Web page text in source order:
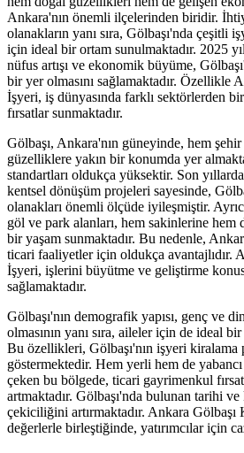
Ankara'nın önemli ilçelerinden biridir.
olanakların yanı sıra, Gölbaşı'nda çeşitli
için ideal bir ortam sunulmaktadır. 2025
nüfus artışı ve ekonomik büyüme,
bir yer olmasını sağlamaktadır. Özellikle
İşyeri, iş dünyasında farklı sektörlerden
fırsatlar sunmaktadır.
Gölbaşı, Ankara'nın güneyinde, hem
güzelliklere yakın bir konumda yer
standartları oldukça yüksektir. Son
kentsel dönüşüm projeleri sayesinde,
olanakları önemli ölçüde iyileşmiştir.
göl ve park alanları, hem sakinlerine hem
bir yaşam sunmaktadır. Bu nedenle,
ticari faaliyetler için oldukça avantajlıdır.
İşyeri, işlerini büyütme ve geliştirme
sağlamaktadır.
Gölbaşı'nın demografik yapısı, genç ve
olmasının yanı sıra, aileler için de ideal
Bu özellikleri, Gölbaşı'nın işyeri kiralama
göstermektedir. Hem yerli hem de yabancı
çeken bu bölgede, ticari gayrimenkul
artmaktadır. Gölbaşı'nda bulunan tarihi
çekiciliğini artırmaktadır. Ankara Gölbaşı
değerlerle birleştiğinde, yatırımcılar için